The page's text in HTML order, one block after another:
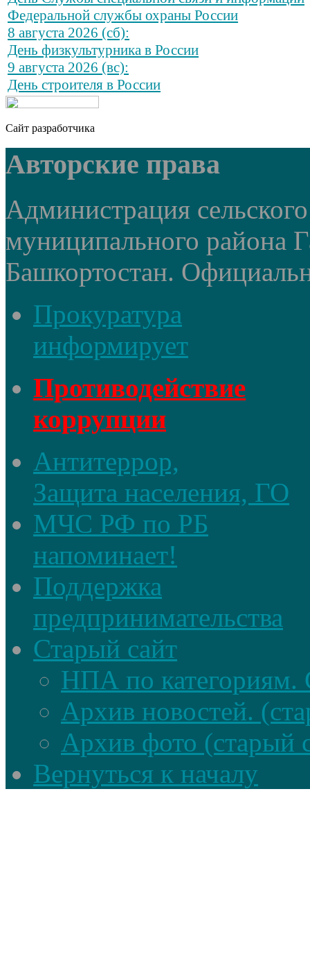
Федеральной службы охраны России
8 августа 2026 (сб):
День физкультурника в России
9 августа 2026 (вс):
День строителя в России
Сайт разработчика
Авторские права
Администрация
муниципального района
Башкортостан.
Прокуратура
информирует
Противодействие
коррупции
Антитеррор,
Защита населения, ГО
МЧС РФ по РБ
напоминает!
Поддержка
предпринимательства
Старый сайт
НПА по категориям.
Архив новостей.
Архив фото (старый
Вернуться к началу